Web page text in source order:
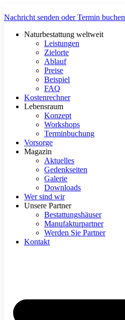
Inhalt
Nachricht senden oder Termin buchen
Naturbestattung weltweit
Leistungen
Zielorte
Ablauf
Preise
Beispiel
FAQ
Kostenrechner
Lebensraum
Konzept
Workshops
Terminbuchung
Vorsorge
Magazin
Aktuelles
Gedenkseiten
Galerie
Downloads
Wer sind wir
Unsere Partner
Bestattungshäuser
Manufakturpartner
Werden Sie Partner
Kontakt